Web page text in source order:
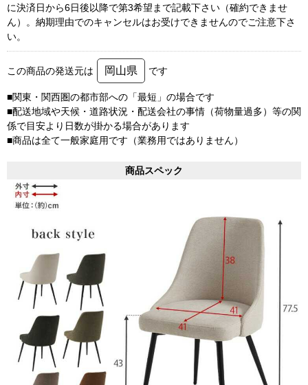
に決済日から6日後以降で第3希望まで記載下さい（確約できませ
ん）。納期理由でのキャンセルはお受けできませんのでご注意下さ
い。
この商品の発送元は 岡山県 です
■関東・関西圏の都市部への「最短」の場合です
■配送地域や天候・道路状況・配送会社の事情（荷物量過多）等の関
係で目安より日数が掛かる場合があります
■商品は全て一般家庭用です（業務用ではありません）
商品スペック